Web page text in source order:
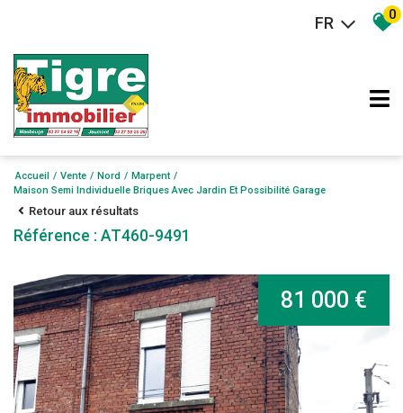
FR 0
Accueil Vente Nord
Marpent
Maison Semi Individuelle Briques Avec Jardin Et Possibilité Garage
Retour aux résultats
Référence : AT460-9491
81 000 €